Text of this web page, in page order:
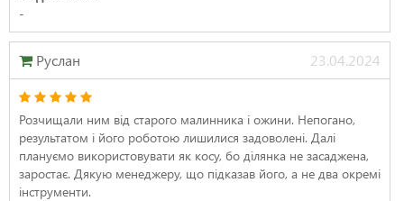
-
Руслан 23.04.2024
Розчищали ним від старого малинника і ожини. Непогано,
результатом і його роботою лишилися задоволені. Далі
плануємо використовувати як косу, бо ділянка не засаджена,
заростає. Дякую менеджеру, що підказав його, а не два окремі
інструменти.